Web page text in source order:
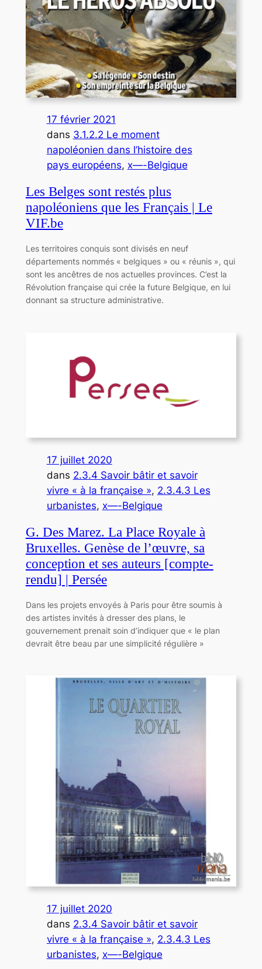
17 février 2021
dans 3.1.2.2 Le moment
napoléonien dans l’histoire des
pays européens, x—-Belgique
Les Belges sont restés plus
napoléoniens que les Français | Le
VIF.be
Les territoires conquis sont divisés en neuf
départements nommés « belgiques » ou « réunis », qui
sont les ancêtres de nos actuelles provinces. C’est la
Révolution française qui crée la future Belgique, en lui
donnant sa structure administrative.
17 juillet 2020
dans 2.3.4 Savoir bâtir et savoir
vivre « à la française », 2.3.4.3 Les
urbanistes, x—-Belgique
G. Des Marez. La Place Royale à
Bruxelles. Genèse de l’œuvre, sa
conception et ses auteurs [compte-
rendu] | Persée
Dans les projets envoyés à Paris pour être soumis à
des artistes invités à dresser des plans, le
gouvernement prenait soin d’indiquer que « le plan
devrait être beau par une simplicité régulière »
17 juillet 2020
dans 2.3.4 Savoir bâtir et savoir
vivre « à la française », 2.3.4.3 Les
urbanistes, x—-Belgique